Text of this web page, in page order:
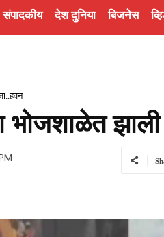
संपादकीय देश दुनिया बिजनेस
भोजशाळेत